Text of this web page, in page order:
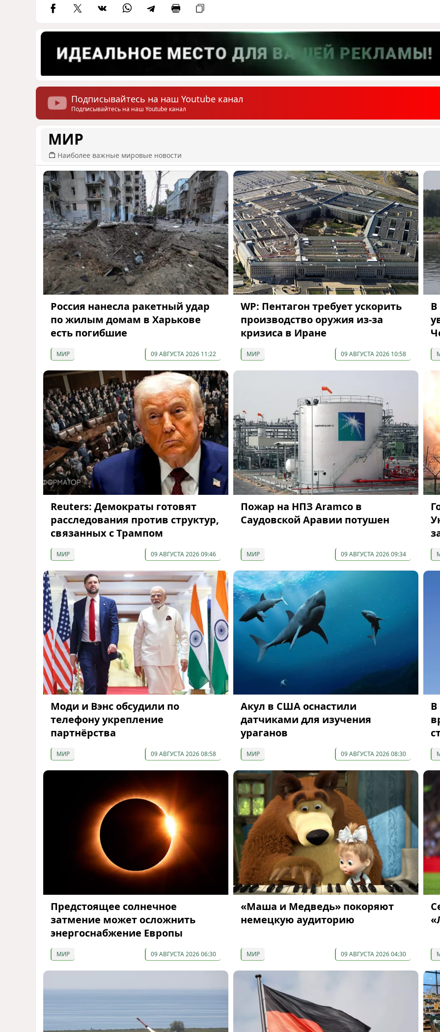
Подписывайтесь на наш Youtube канал
Подписывайтесь на наш Youtube канал
МИР
Наиболее важные мировые новости
Россия нанесла ракетный удар
по жилым домам в Харькове
есть погибшие
МИР 09 АВГУСТА 2026 11:22
WP: Пентагон требует ускорить
производство оружия из-за
кризиса в Иране
МИР 09 АВГУСТА 2026 10:58
В
Reuters: Демократы готовят
расследования против структур,
связанных с Трампом
МИР 09 АВГУСТА 2026 09:46
Пожар на НПЗ Aramco в
Саудовской Аравии потушен
МИР 09 АВГУСТА 2026 09:34
Моди и Вэнс обсудили по
телефону укрепление
партнёрства
МИР 09 АВГУСТА 2026 08:58
Акул в США оснастили
датчиками для изучения
ураганов
МИР 09 АВГУСТА 2026 08:30
В
Предстоящее солнечное
затмение может осложнить
энергоснабжение Европы
МИР 09 АВГУСТА 2026 06:30
«Маша и Медведь» покоряют
немецкую аудиторию
МИР 09 АВГУСТА 2026 04:30